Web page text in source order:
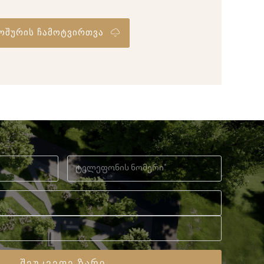
ჩამოტვირთვა